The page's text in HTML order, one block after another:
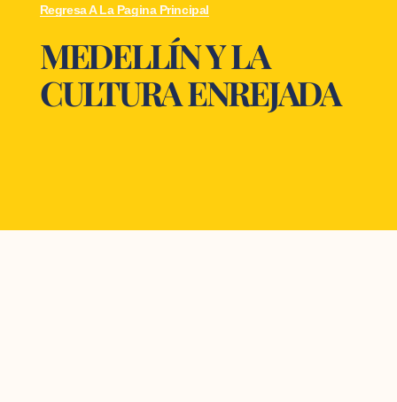
Regresa A La Pagina Principal
MEDELLÍN Y LA
CULTURA ENREJADA